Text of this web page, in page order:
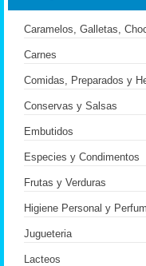
Caramelos, Galletas,
Carnes
Comidas, Preparados y
Conservas y Salsas
Embutidos
Especies y Condimentos
Frutas y Verduras
Higiene Personal y
Jugueteria
Lacteos